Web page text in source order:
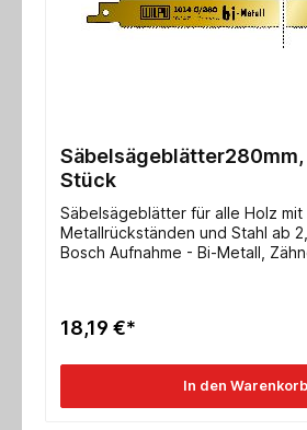
Säbelsägeblätter280mm,
Stück
Säbelsägeblätter für alle Holz mit
Metallrückständen und Stahl ab 2,5mm - S1222VF-
Bosch Aufnahme - Bi-Metall,
18,19 €*
In den Warenkorb